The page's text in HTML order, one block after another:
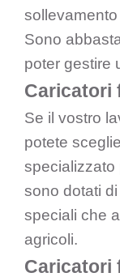
Sono
poter gestire
Caricatori
Se il vostro
potete
specializzato
sono dotati
speciali che
agricoli.
Caricatori